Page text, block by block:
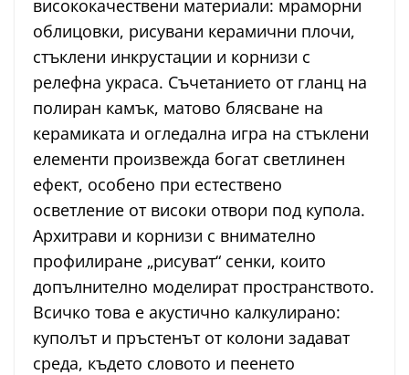
висококачествени материали: мраморни
облицовки, рисувани керамични плочи,
стъклени инкрустации и корнизи с
релефна украса. Съчетанието от гланц на
полиран камък, матово блясване на
керамиката и огледална игра на стъклени
елементи произвежда богат светлинен
ефект, особено при естествено
осветление от високи отвори под купола.
Архитрави и корнизи с внимателно
профилиране „рисуват“ сенки, които
допълнително моделират пространството.
Всичко това е акустично калкулирано:
куполът и пръстенът от колони задават
среда, където словото и пеенето